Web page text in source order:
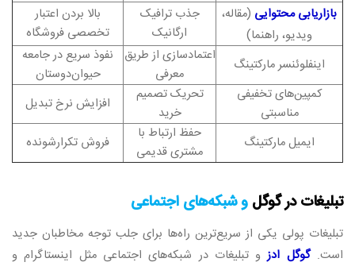
بازاریابی محتوایی (مقاله،
ویدیو، راهنما)
جذب ترافیک
ارگانیک
بالا بردن اعتبار
تخصصی فروشگاه
اینفلوئنسر مارکتینگ
اعتمادسازی از طریق
معرفی
نفوذ سریع در جامعه
حیوان‌دوستان
کمپین‌های تخفیفی
مناسبتی
تحریک تصمیم
خرید
افزایش نرخ تبدیل
ایمیل مارکتینگ
حفظ ارتباط با
مشتری قدیمی
فروش تکرارشونده
تبلیغات در گوگل و شبکه‌های اجتماعی
تبلیغات پولی یکی از سریع‌ترین راه‌ها برای جلب توجه مخاطبان جدید
است.گوگل ادزو تبلیغات در شبکه‌های اجتماعی مثل اینستاگرام و